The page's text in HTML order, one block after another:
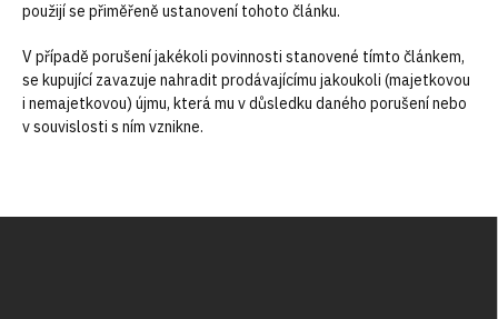
použijí se přiměřeně ustanovení tohoto článku.
V případě porušení jakékoli povinnosti stanovené tímto článkem,
se kupující zavazuje nahradit prodávajícímu jakoukoli (majetkovou
i nemajetkovou) újmu, která mu v důsledku daného porušení nebo
v souvislosti s ním vznikne.